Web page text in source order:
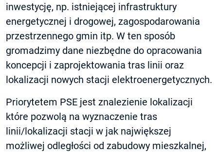
inwestycję, np. istniejącej infrastruktury
energetycznej i drogowej, zagospodarowania
przestrzennego gmin itp. W ten sposób
gromadzimy dane niezbędne do opracowania
koncepcji i zaprojektowania tras linii oraz
lokalizacji nowych stacji elektroenergetycznych.
Priorytetem PSE jest znalezienie lokalizacji
które pozwolą na wyznaczenie tras
linii/lokalizacji stacji w jak największej
możliwej odległości od zabudowy mieszkalnej,